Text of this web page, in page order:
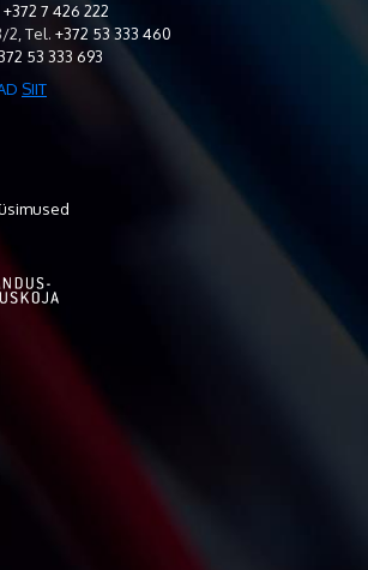
+372 7 426 222
2, Tel. +372 53 333 460
53 333 693
SIIT